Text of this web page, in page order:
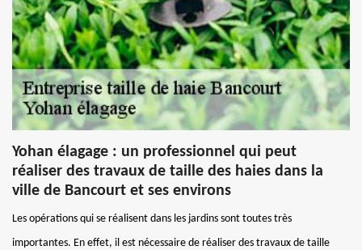
Yohan élagage : un professionnel qui peut
réaliser des travaux de taille des haies dans la
ville de Bancourt et ses environs
Les opérations qui se réalisent dans les jardins sont toutes très
importantes. En effet, il est nécessaire de réaliser des travaux de taille